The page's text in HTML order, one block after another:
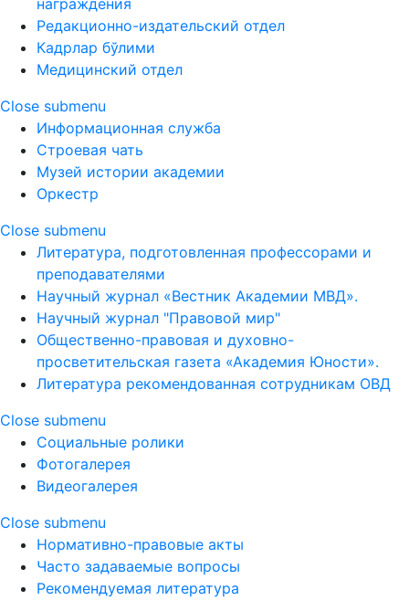
награждения
Редакционно-издательский отдел
Кадрлар бўлими
Медицинский отдел
Close submenu
Информационная служба
Строевая чать
Музей истории академии
Оркестр
Close submenu
Литература, подготовленная профессорами и
преподавателями
Научный журнал «Вестник Академии МВД».
Научный журнал "Правовой мир"
Общественно-правовая и духовно-
просветительская газета «Академия Юности».
Литература рекомендованная сотрудникам ОВД
Close submenu
Социальные ролики
Фотогалерея
Видеогалерея
Close submenu
Нормативно-правовые акты
Часто задаваемые вопросы
Рекомендуемая литература